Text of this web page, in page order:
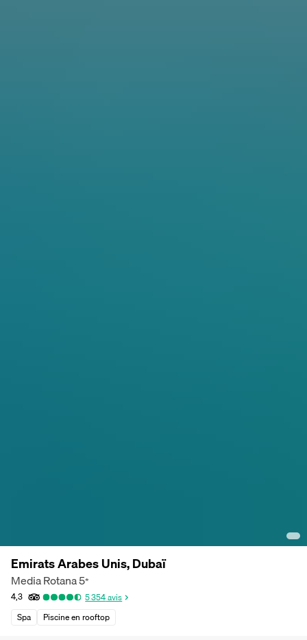
Emirats Arabes Unis, Dubaï
Media Rotana5*
4,3 5 354avis
Spa
Piscine en rooftop